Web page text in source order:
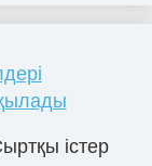
істер